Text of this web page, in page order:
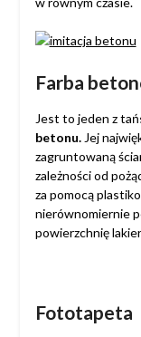
Farba
Jest to jeden z
betonu. Jej
zagruntowaną
zależności od
za pomocą
nierównomiernie
powierzchnię
Fototapeta